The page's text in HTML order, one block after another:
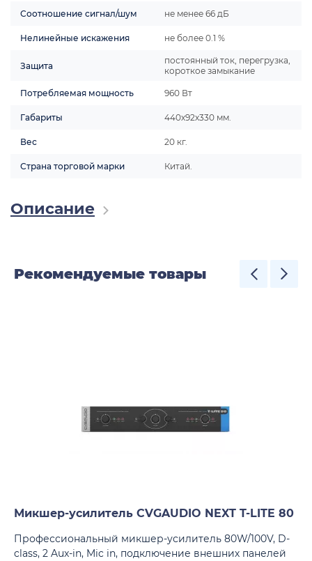
Соотношение сигнал/шум не менее 66 дБ
Нелинейные искажения не более 0.1 %
Защита
постоянный ток, перегрузка,
короткое замыкание
Потребляемая мощность 960 Вт
Габариты 440х92х330 мм.
Вес 20 кг.
Страна торговой марки Китай.
Описание
Рекомендуемые товары
Микшер-усилитель CVGAUDIO NEXT T-LITE 80
Профессиональный микшер-усилитель 80W/100V, D-
class, 2 Aux-in, Mic in, подключение внешних панелей